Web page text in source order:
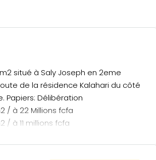
situé à Saly Joseph en 2eme
de la résidence Kalahari du côté
Papiers: Délibération
/ à 22 Millions fcfa
/ à 11 millions fcfa